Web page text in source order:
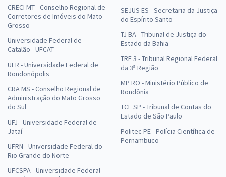
CRECI MT - Conselho Regional de
Corretores de Imóveis do Mato
Grosso
Universidade Federal de
Catalão - UFCAT
UFR - Universidade Federal de
Rondonópolis
CRA MS - Conselho Regional de
Administração do Mato Grosso
do Sul
UFJ - Universidade Federal de
Jataí
UFRN - Universidade Federal do
Rio Grande do Norte
UFCSPA - Universidade Federal
SEJUS ES - Secretaria da Justiça
do Espírito Santo
TJ BA - Tribunal de Justiça do
Estado da Bahia
TRF 3 - Tribunal Regional Federal
da 3ª Região
MP RO - Ministério Público de
Rondônia
TCE SP - Tribunal de Contas do
Estado de São Paulo
Politec PE - Polícia Científica de
Pernambuco